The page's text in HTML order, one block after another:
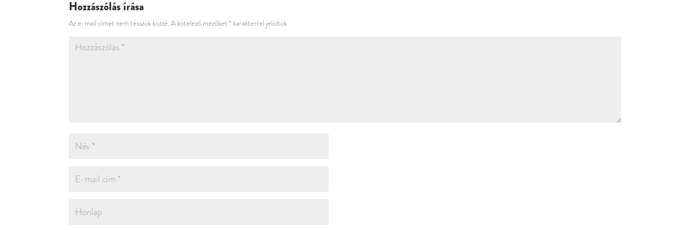
Hozzászólás írása
Az e-mail címet nem tesszük közzé. A kötelező mezőket * karakterrel jelöltük